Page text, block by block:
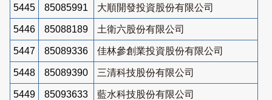
5445 85085991 大順開發投資股份有限公司
5446 85088189 土衛六股份有限公司
5447 85089336 佳林參創業投資股份有限公司
5448 85089390 三清科技股份有限公司
5449 85093633 藍水科技股份有限公司